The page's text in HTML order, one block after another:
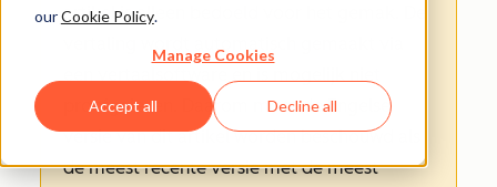
ourCookie Policy.
Manage Cookies
Accept all Decline all
artikel is alleen bedoeld voor het gemak.
proefgelezen. Daarom moet de Engelse
versie van dit artikel worden beschouwd als
de meest recente versie met de meest